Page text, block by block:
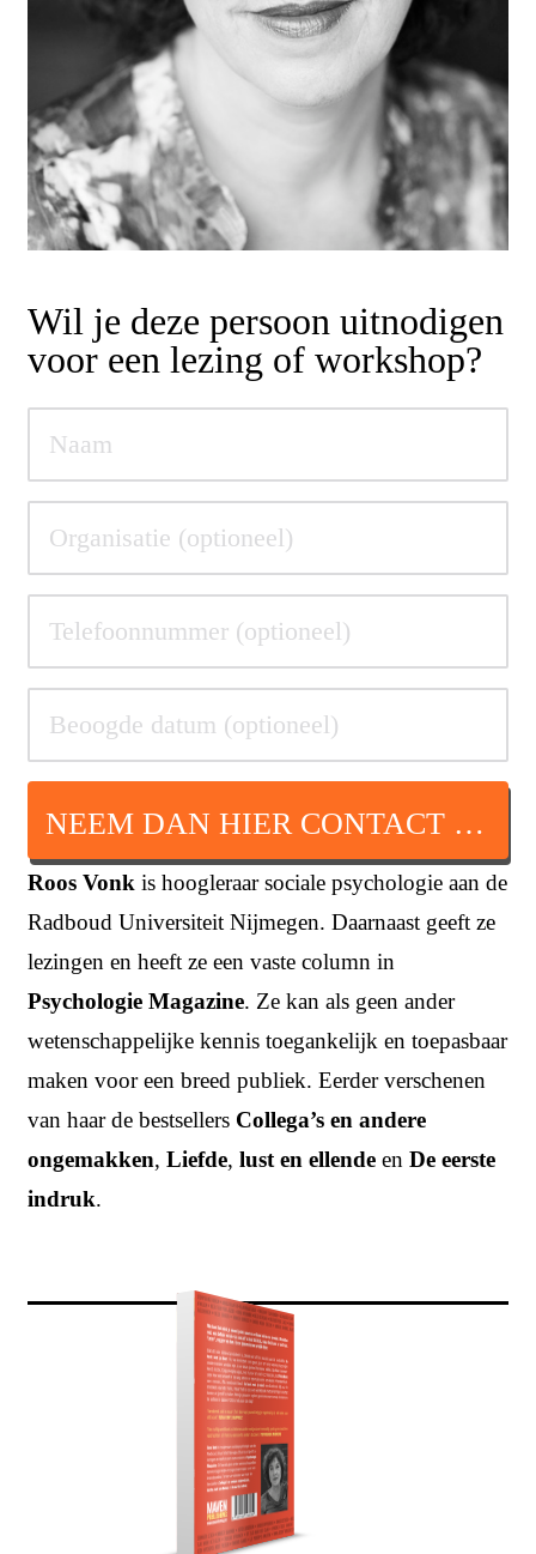
Wil je deze persoon uitnodigen
voor een lezing of workshop?
NEEM DAN HIER CONTACT OP
Roos Vonk is hoogleraar sociale psychologie aan de
Radboud Universiteit Nijmegen. Daarnaast geeft ze
lezingen en heeft ze een vaste column in
Psychologie Magazine. Ze kan als geen ander
wetenschappelijke kennis toegankelijk en toepasbaar
maken voor een breed publiek. Eerder verschenen
van haar de bestsellers Collega’s en andere
ongemakken, Liefde, lust en ellende en De eerste
indruk.